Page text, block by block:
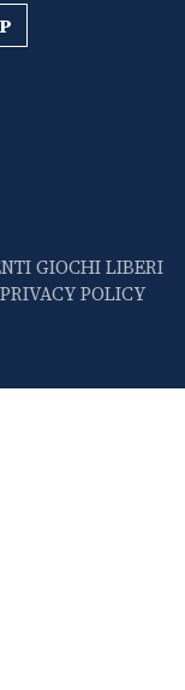
GIOCHI LIBERI
PRIVACY POLICY